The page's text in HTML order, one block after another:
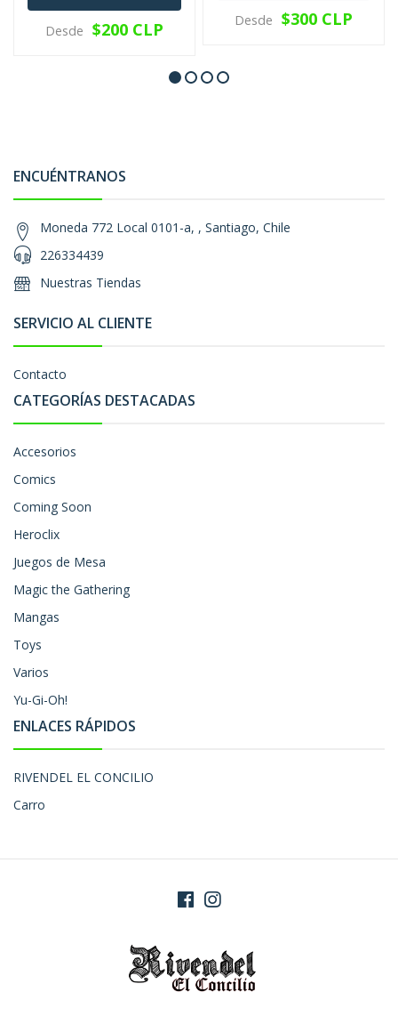
Desde $200 CLP Desde $300 CLP
ENCUÉNTRANOS
Moneda 772 Local 0101-a, , Santiago, Chile
226334439
Nuestras Tiendas
SERVICIO AL CLIENTE
Contacto
CATEGORÍAS DESTACADAS
Accesorios
Comics
Coming Soon
Heroclix
Juegos de Mesa
Magic the Gathering
Mangas
Toys
Varios
Yu-Gi-Oh!
ENLACES RÁPIDOS
RIVENDEL EL CONCILIO
Carro